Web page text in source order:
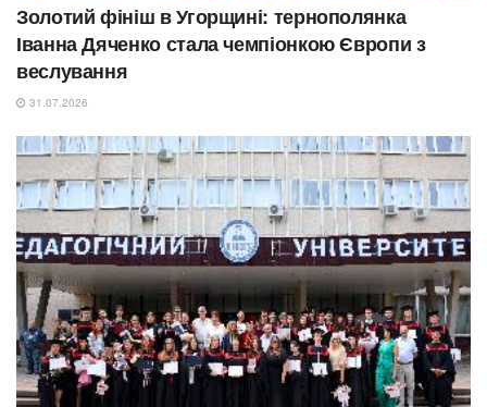
Золотий фініш в Угорщині: тернополянка
Іванна Дяченко стала чемпіонкою Європи з
веслування
31.07.2026